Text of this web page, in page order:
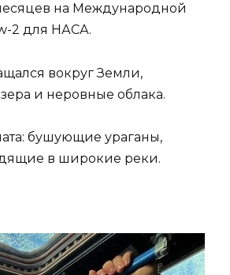
на Международной
2 для НАСА.
вокруг Земли,
и неровные облака.
бушующие ураганы,
в широкие реки.